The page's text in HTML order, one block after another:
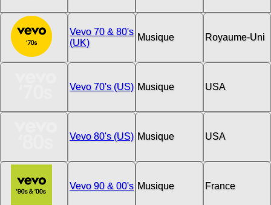
Vevo 70 & 80's
(UK)
Musique Royaume-Uni
Vevo 70's (US) Musique USA
Vevo 80's (US) Musique USA
Vevo 90 & 00's Musique France